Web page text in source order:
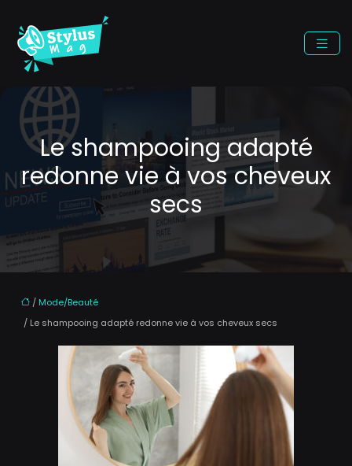
Le shampooing adapté
redonne vie à vos cheveux
secs
/ Mode/Beauté
/ Le shampooing adapté redonne vie à vos cheveux secs